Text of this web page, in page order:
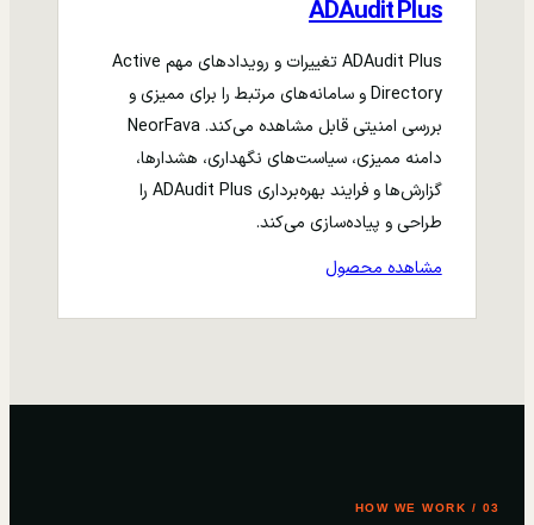
ADAudit Plus
ADAudit Plus تغییرات و رویدادهای مهم Active
Directory و سامانه‌های مرتبط را برای ممیزی و
بررسی امنیتی قابل مشاهده می‌کند. NeorFava
دامنه ممیزی، سیاست‌های نگهداری، هشدارها،
گزارش‌ها و فرایند بهره‌برداری ADAudit Plus را
طراحی و پیاده‌سازی می‌کند.
مشاهده محصول
03 / HOW WE WORK